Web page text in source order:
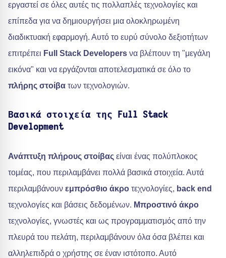
εργαστεί σε όλες αυτές τις πολλαπλές τεχνολογίες και
επίπεδα για να δημιουργήσει μια ολοκληρωμένη
διαδικτυακή εφαρμογή. Αυτό το ευρύ σύνολο δεξιοτήτων
επιτρέπει Full Stack Developers να βλέπουν τη "μεγάλη
εικόνα" και να εργάζονται αποτελεσματικά σε όλο το
πλήρης στοίβα των τεχνολογιών.
Βασικά στοιχεία της Full Stack
Development
Ανάπτυξη πλήρους στοίβας είναι ένας πολύπλοκος
τομέας, που περιλαμβάνει πολλά βασικά στοιχεία. Αυτά
περιλαμβάνουν εμπρόσθιο άκρο τεχνολογίες, back end
τεχνολογίες και βάσεις δεδομένων. Μπροστινό άκρο
τεχνολογίες, γνωστές και ως προγραμματισμός από την
πλευρά του πελάτη, περιλαμβάνουν όλα όσα βλέπει και
αλληλεπιδρά ο χρήστης σε έναν ιστότοπο. Αυτό